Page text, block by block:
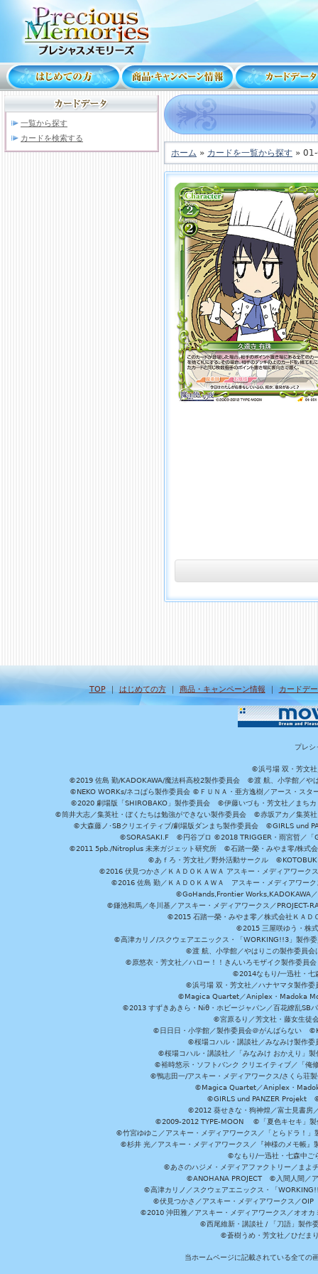
一覧から探す
カードを検索する
ホーム » カードを一覧から探す »
TOP｜ はじめての方｜ 商品・キャンペーン情報 ｜ カードデ
プレシ
©浜弓場 双・芳文社
©2019 佐島 勤/KADOKAWA/魔法科高校2製作委員会 ©渡 航、小学館／や
©NEKO WORKs/ネコぱら製作委員会 ©ＦＵＮＡ・亜方逸樹／アース・ス
©2020 劇場版「SHIROBAKO」製作委員会 ©伊藤いづも・芳文社／まち
©筒井大志／集英社・ぼくたちは勉強ができない製作委員会 ©赤坂アカ／集英
©大森藤ノ･SBクリエイティブ/劇場版ダンまち製作委員会 ©GIRLS und
©SORASAKI.F ©円谷プロ ©2018 TRIGGER・雨宮哲／
©2011 5pb./Nitroplus 未来ガジェット研究所 ©石踏一榮・みやま零/株式
©あｆろ・芳文社／野外活動サークル
©2016 伏見つかさ／ＫＡＤＯＫＡＷＡ アスキー・メディアワー
©2016 佐島 勤／ＫＡＤＯＫＡＷＡ アスキー・メディアワ
©GoHands,Frontier Works,KADOKAWA
©鎌池和馬／冬川基／アスキー・メディアワークス／
©2015 石踏一榮・みやま零／株式会社ＫＡＤ
©2015 三屋咲ゆう・株
©高津カリノ/スクウェアエニックス・「WORKING!!3」製作
©渡 航、小学館／やはりこの製作委員
©原悠衣・芳文社／ハロー！！きんいろモザイク製作委員
©2014なもり/一迅社・
©浜弓場 双・芳文社／ハナヤマタ製作
©Magica Quartet／Aniplex・Madoka
©2013 すずきあきら・Niθ・ホビージャパン／百花繚乱
©宮原るり／芳文社・藤女生徒
©日日日・小学館／製作委員会＠がんばらない
©桜場コハル・講談社／みなみけ製作
©桜場コハル・講談社／「みなみけ おかえり」
©裕時悠示・ソフトバンク クリエイティブ／「
©鴨志田一/アスキー・メディアワークス/さく
©Magica Quartet／Aniplex・
©GIRLS und PANZER Projekt ©
©2012 葵せきな・狗神煌／富士見書
©2009-2012 TYPE-MOON ©「夏色キセキ」製
©竹宮ゆゆこ／アスキー・メディアワークス／「とらドラ！
©杉井 光／アスキー・メディアワークス／『神様のメモ帳
©なもり/一迅社・七森中
©あさのハジメ・メディアファクトリー／ま
©ANOHANA PROJECT ©入間人間／ア
©高津カリノ／スクウェアエニックス・「
©伏見つかさ／アスキー・メディアワークス／
©2010 沖田雅／アスキー・メディアワークス／オオ
©西尾維新・講談社 / 「刀語」製作
©蒼樹うめ・芳文社／ひだま
当ホームページに記載されている全ての